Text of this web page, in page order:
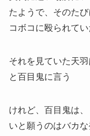
たようで、そのた
コボコに殴られてい
それを見ていた天
と百目鬼に言う
けれど、百目鬼は
いと願うのはバカ